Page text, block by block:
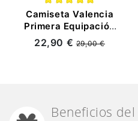
Camiseta Valencia
Primera Equipación
2025/2026 Blanco
Niño Kit
22,90 €29,00 €
Beneficios